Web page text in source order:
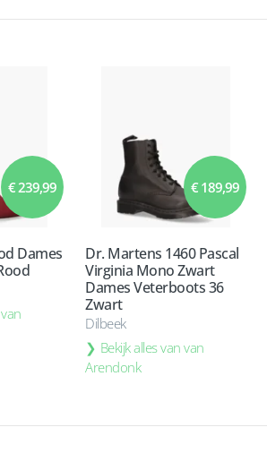
€ 239,99
Dames
€ 189,99
Dr. Martens 1460 Pascal
Virginia Mono Zwart
Dames Veterboots 36
Zwart
Dilbeek
Bekijk alles van van
Arendonk